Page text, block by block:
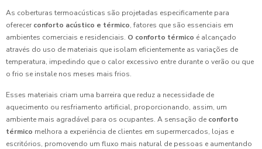
As coberturas termoacústicas são projetadas especificamente para
oferecer conforto acústico e térmico, fatores que são essenciais em
ambientes comerciais e residenciais. O conforto térmico é alcançado
através do uso de materiais que isolam eficientemente as variações de
temperatura, impedindo que o calor excessivo entre durante o verão ou que
o frio se instale nos meses mais frios.
Esses materiais criam uma barreira que reduz a necessidade de
aquecimento ou resfriamento artificial, proporcionando, assim, um
ambiente mais agradável para os ocupantes. A sensação de conforto
térmico melhora a experiência de clientes em supermercados, lojas e
escritórios, promovendo um fluxo mais natural de pessoas e aumentando